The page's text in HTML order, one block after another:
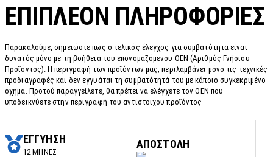
ΕΠΙΠΛΈΟΝ ΠΛΗΡΟΦΟΡΊΕΣ
Παρακαλούμε, σημειώστε πως ο τελικός έλεγχος για συμβατότητα είναι
δυνατός μόνο με τη βοήθεια του επονομαζόμενου OEN (Αριθμός Γνήσιου
Προϊόντος). Η περιγραφή των προϊόντων μας, περιλαμβάνει μόνο τις τεχνικές
προδιαγραφές και δεν εγγυάται τη συμβατότητά του με κάποιο συγκεκριμένο
όχημα. Προτού παραγγείλετε, θα πρέπει να ελέγχετε τον OEN που
υποδεικνύετε στην περιγραφή του αντίστοιχου προϊόντος
ΕΓΓΥΗΣΗ
12 ΜΗΝΕΣ
ΑΠΟΣΤΟΛΗ